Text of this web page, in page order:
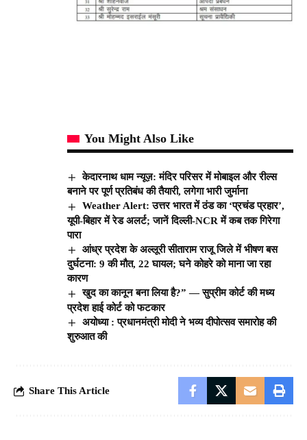
You Might Also Like
केदारनाथ धाम न्यूज़: मंदिर परिसर में मोबाइल और रील्स
बनाने पर पूर्ण प्रतिबंध की तैयारी, लगेगा भारी जुर्माना
Weather Alert: उत्तर भारत में ठंड का ‘प्रचंड प्रहार’,
यूपी-बिहार में रेड अलर्ट; जानें दिल्ली-NCR में कब तक गिरेगा
पारा
आंध्र प्रदेश के अल्लूरी सीताराम राजू जिले में भीषण बस
दुर्घटना: 9 की मौत, 22 घायल; घने कोहरे को माना जा रहा
कारण
खुद का कानून बना लिया है?” — सुप्रीम कोर्ट की मध्य
प्रदेश हाई कोर्ट को फटकार
अयोध्या : प्रधानमंत्री मोदी ने भव्य दीपोत्सव समारोह की
शुरुआत की
Share This Article